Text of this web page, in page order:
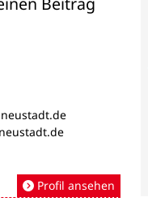
Profil ansehen